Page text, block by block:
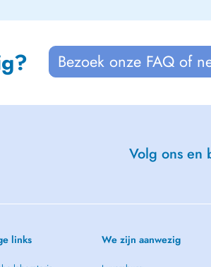
Bezoek onze FAQ of
Volg ons en
links We zijn aanwezig